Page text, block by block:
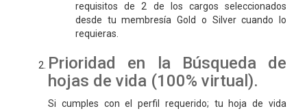
requisitos de 2 de los cargos seleccionados
desde tu membresía Gold o Silver cuando lo
requieras.
Prioridad en la Búsqueda de
hojas de vida (100% virtual).
Si cumples con el perfil requerido; tu hoja de vida